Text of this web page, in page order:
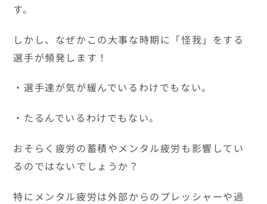
す。
しかし、なぜかこの大事な時期に「怪我」をする
選手が頻発します！
・選手達が気が緩んでいるわけでもない。
・たるんでいるわけでもない。
おそらく疲労の蓄積やメンタル疲労も影響してい
るのではないでしょうか？
特にメンタル疲労は外部からのプレッシャーや過